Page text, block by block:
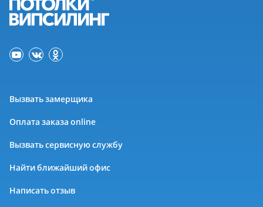
Вызвать замерщика
Оплата заказа online
Вызвать сервисную службу
Найти ближайший офис
Написать отзыв